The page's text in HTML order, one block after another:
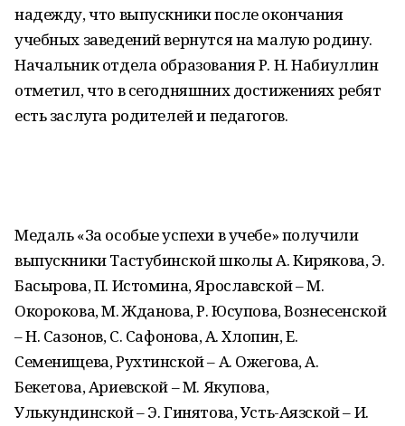
надежду, что выпускники после окончания
учебных заведений вернутся на малую родину.
Начальник отдела образования Р. Н. Набиуллин
отметил, что в сегодняшних достижениях ребят
есть заслуга родителей и педагогов.
Медаль «За особые успехи в учебе» получили
выпускники Тастубинской школы А. Кирякова, Э.
Басырова, П. Истомина, Ярославской – М.
Окорокова, М. Жданова, Р. Юсупова, Вознесенской
– Н. Сазонов, С. Сафонова, А. Хлопин, Е.
Семенищева, Рухтинской – А. Ожегова, А.
Бекетова, Ариевской – М. Якупова,
Улькундинской – Э. Гинятова, Усть-Аязской – И.